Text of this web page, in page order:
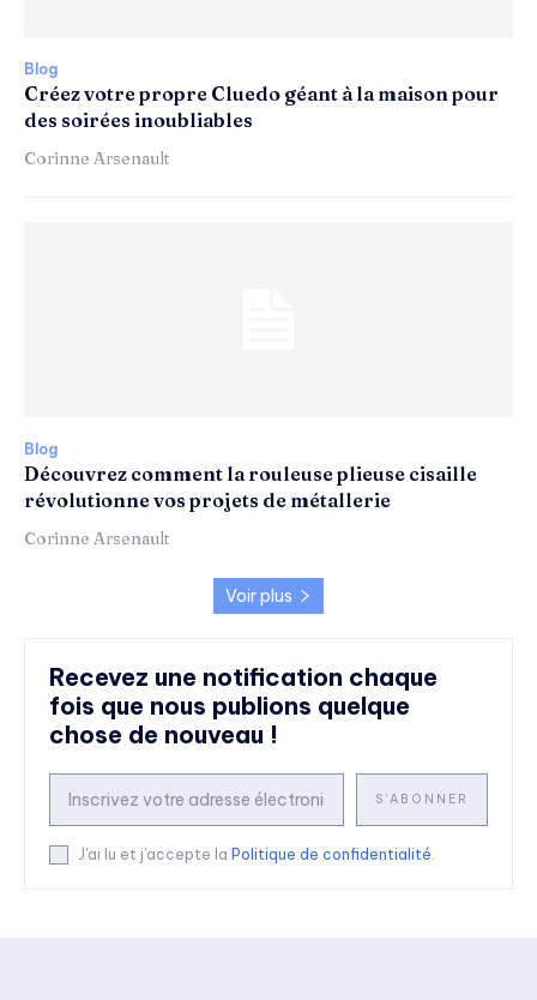
Blog
Créez votre propre Cluedo géant à la maison pour
des soirées inoubliables
Corinne Arsenault
Blog
Découvrez comment la rouleuse plieuse cisaille
révolutionne vos projets de métallerie
Corinne Arsenault
Voir plus
Recevez une notification chaque
fois que nous publions quelque
chose de nouveau !
S'ABONNER
J'ai lu et j'accepte la Politique de confidentialité